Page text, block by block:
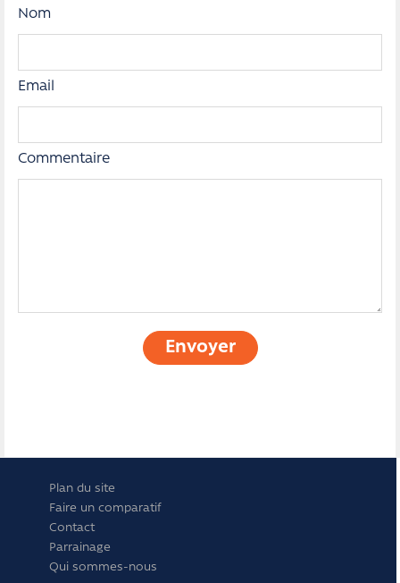
Nom
Email
Commentaire
Envoyer
Plan du site
Faire un comparatif
Contact
Parrainage
Qui sommes-nous